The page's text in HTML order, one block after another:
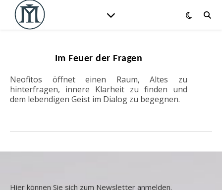
Im Feuer der Fragen
Neofitos öffnet einen Raum, Altes zu
hinterfragen, innere Klarheit zu finden und
dem lebendigen Geist im Dialog zu begegnen.
Hier können Sie sich zum Newsletter anmelden.